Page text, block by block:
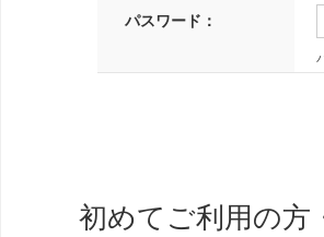
パスワード：
初めてご利用の方